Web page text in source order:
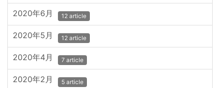
2020年6月 12 article
2020年5月 12 article
2020年4月 7 article
2020年2月 5 article